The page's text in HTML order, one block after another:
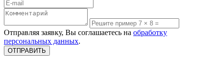
Отправляя заявку, Вы соглашаетесь на обработку
персональных данных.